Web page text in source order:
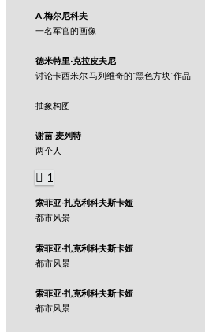
A.梅尔尼科夫
一名军官的画像
德米特里·克拉皮夫尼
讨论卡西米尔·马列维奇的“黑色方块”作品
抽象构图
谢苗·麦列特
两个人
1
索菲亚·扎克利科夫斯卡娅
都市风景
索菲亚·扎克利科夫斯卡娅
都市风景
索菲亚·扎克利科夫斯卡娅
都市风景